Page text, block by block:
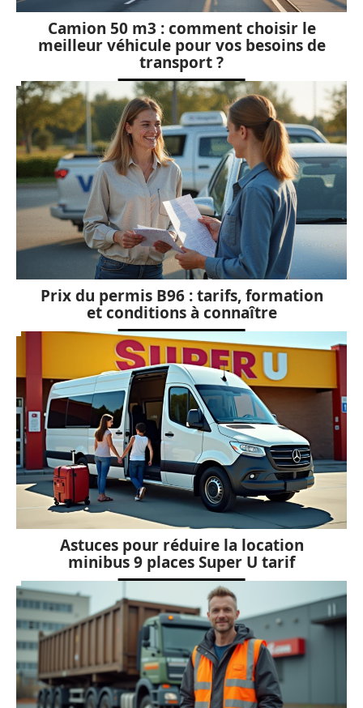
Camion 50 m3 : comment choisir le
meilleur véhicule pour vos besoins de
transport ?
Prix du permis B96 : tarifs, formation
et conditions à connaître
Astuces pour réduire la location
minibus 9 places Super U tarif